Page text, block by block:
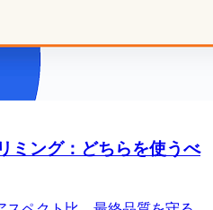
ミング：どちらを使うべ